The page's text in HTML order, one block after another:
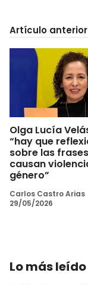
Artículo anterior
Olga Lucía
“hay que
sobre las
causan
género”
Carlos Castro Arias
29/05/2026
Lo más leído